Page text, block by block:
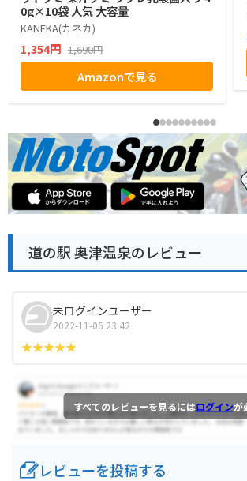
0g×10袋 人気 大容量
KANEKA(カネカ)
1,354円 1,690円
Amazonで見る
道の駅 奥津温泉のレビュー
未ログインユーザー
2022-11-06 23:42
すべてのレビューを見るにはログインが
レビューを投稿する